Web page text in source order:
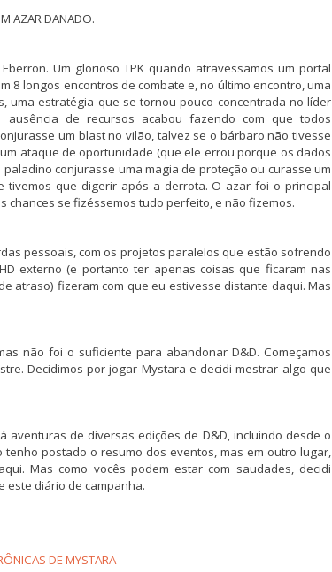
AZAR DANADO.
Um glorioso TPK quando atravessamos um portal
8 longos encontros de combate e, no último encontro, uma
uma estratégia que se tornou pouco concentrada no líder
de recursos acabou fazendo com que todos
um blast no vilão, talvez se o bárbaro não tivesse
ataque de oportunidade (que ele errou porque os dados
conjurasse uma magia de proteção ou curasse um
tivemos que digerir após a derrota. O azar foi o principal
chances se fizéssemos tudo perfeito, e não fizemos.
pessoais, com os projetos paralelos que estão sofrendo
externo (e portanto ter apenas coisas que ficaram nas
atraso) fizeram com que eu estivesse distante daqui. Mas
não foi o suficiente para abandonar D&D. Começamos
Decidimos por jogar Mystara e decidi mestrar algo que
aventuras de diversas edições de D&D, incluindo desde o
tenho postado o resumo dos eventos, mas em outro lugar,
Mas como vocês podem estar com saudades, decidi
este diário de campanha.
DE MYSTARA